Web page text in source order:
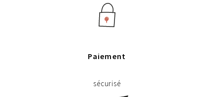
Paiement
sécurisé